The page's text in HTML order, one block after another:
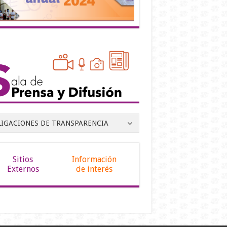
DE TRANSPARENCIA
Sitios
Externos
Información
de interés